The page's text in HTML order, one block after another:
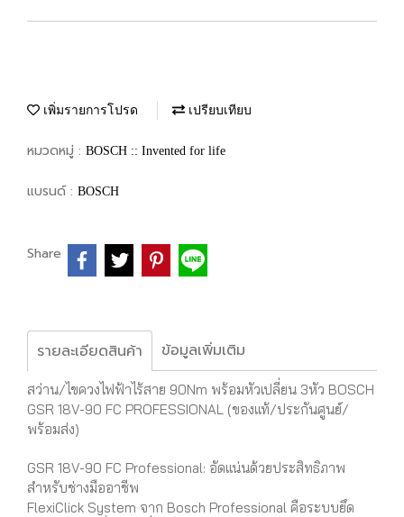
เพิ่มรายการโปรด เปรียบเทียบ
หมวดหมู่ : BOSCH :: Invented for life
แบรนด์ : BOSCH
Share
รายละเอียดสินค้า ข้อมูลเพิ่มเติม
สว่าน/ไขควงไฟฟ้าไร้สาย 90Nm พร้อมหัวเปลี่ยน 3หัว BOSCH
GSR 18V-90 FC PROFESSIONAL (ของแท้/ประกันศูนย์/
พร้อมส่ง)
GSR 18V-90 FC Professional: อัดแน่นด้วยประสิทธิภาพ
สำหรับช่างมืออาชีพ
FlexiClick System จาก Bosch Professional คือระบบยึด